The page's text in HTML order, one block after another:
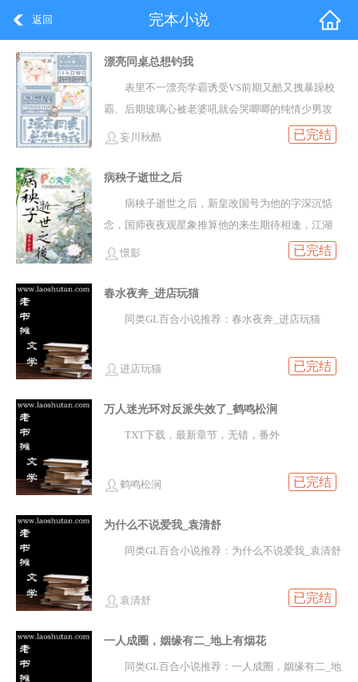
返回 完本小说
漂亮同桌总想钓我
表里不一漂亮学霸诱受VS前期又酷又拽暴躁校
霸、后期玻璃心被老婆吼就会哭唧唧的纯情少男攻
容卷，宣城贵公子，矜贵疏离下一副纯欲神颜，AO
有信息素缺..
妄川秋酷 已完结
病秧子逝世之后
病秧子逝世之后，新皇改国号为他的字深沉惦
念，国师夜夜观星象推算他的来生期待相逢，江湖
第一游侠日日醉酒念叨着他的名字，神医谷神医以
烧了暗戳戳写给他的情书..
憬影 已完结
春水夜奔_进店玩猫
同类GL百合小说推荐：春水夜奔_进店玩猫
进店玩猫 已完结
万人迷光环对反派失效了_鹤鸣松涧
TXT下载，最新章节，无错，番外
鹤鸣松涧 已完结
为什么不说爱我_袁清舒
同类GL百合小说推荐：为什么不说爱我_袁清舒
袁清舒 已完结
一人成圈，姻缘有二_地上有烟花
同类GL百合小说推荐：一人成圈，姻缘有二_地